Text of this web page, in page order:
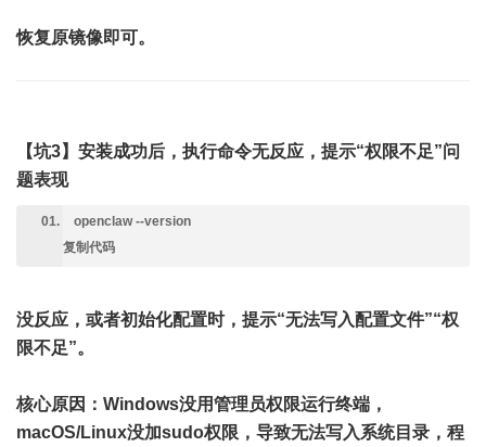
恢复原镜像即可。
【坑3】安装成功后，执行命令无反应，提示“权限不足”问
题表现
openclaw --version
复制代码
没反应，或者初始化配置时，提示“无法写入配置文件”“权
限不足”。
核心原因 ：Windows没⽤管理员权限运行终端，
macOS/Linux没加sudo权限，导致无法写入系统目录，程